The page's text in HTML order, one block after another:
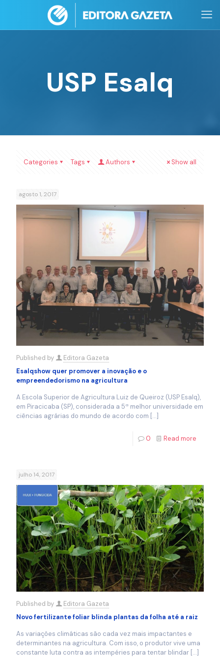
USP Esalq
Categories Tags Authors Show all
agosto 1, 2017
Published by
Editora Gazeta
Esalqshow quer promover a inovação e o
empreendedorismo na agricultura
A Escola Superior de Agricultura Luiz de Queiroz (USP Esalq),
em Piracicaba (SP), considerada a 5ª melhor universidade em
ciências agrárias do mundo de acordo com […]
0 Read more
julho 14, 2017
Published by
Editora Gazeta
Novo fertilizante foliar blinda plantas da folha até a raiz
As variações climáticas são cada vez mais impactantes e
determinantes na agricultura. Com isso, o produtor vive uma
constante luta contra as intempéries para tentar blindar […]